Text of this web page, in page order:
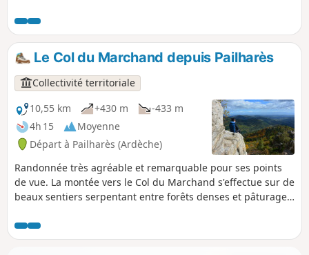
Le Col du Marchand depuis Pailharès
Collectivité territoriale
10,55 km
+430 m
-433 m
4h 15
Moyenne
Départ à Pailharès (Ardèche)
Randonnée très agréable et remarquable pour ses points
de vue. La montée vers le Col du Marchand s'effectue sur de
beaux sentiers serpentant entre forêts denses et pâturages
arrivé au col, l'itinéraire se poursuit vers le massif du
Sardier, où un superbe panorama s’ouvre sur tout le